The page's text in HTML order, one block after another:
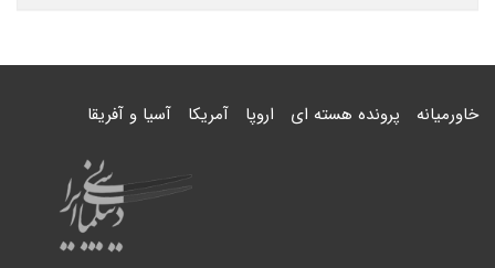
خاورمیانه پرونده هسته ای اروپا آمریکا آسیا و آفریقا